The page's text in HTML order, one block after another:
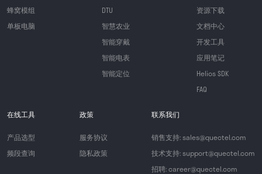
蜂窝模组
单板电脑
DTU
智慧农业
智能穿戴
智能电表
智能定位
资源下载
文档中心
开发工具
应用笔记
Helios SDK
FAQ
在线工具
产品选型
频段查询
政策
服务协议
隐私政策
联系我们
销售支持: sales@quectel.com
技术支持: support@quectel.com
招聘: career@quectel.com